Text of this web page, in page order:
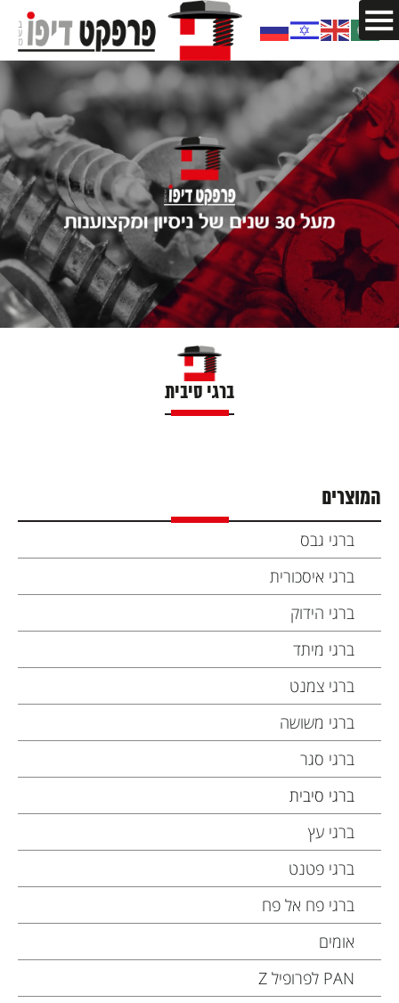
ברגי סיבית
המוצרים
ברגי גבס
ברגי איסכורית
ברגי הידוק
ברגי מיתד
ברגי צמנט
ברגי משושה
ברגי סגר
ברגי סיבית
ברגי עץ
ברגי פטנט
ברגי פח אל פח
אומים
PAN לפרופיל Z